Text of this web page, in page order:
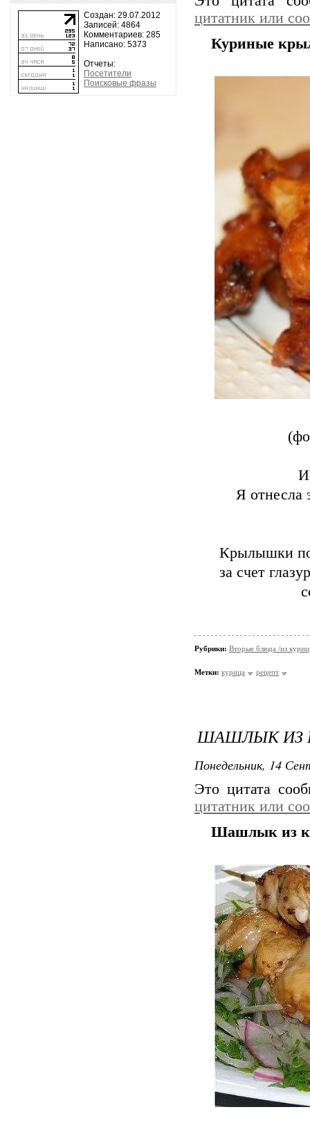
Создан: 29.07.2012
Записей: 4864
Комментариев: 285
Написано: 5373
Отчеты:
Посетители
Поисковые фразы
цитатник или
Куриные
Я отнесла
Крылышки по
за счет
Рубрики: Вторые блюда /из
Метки: курица рецепт
ШАШЛЫК ИЗ
Понедельник, 14
Это цитата
цитатник или
Шашлык из